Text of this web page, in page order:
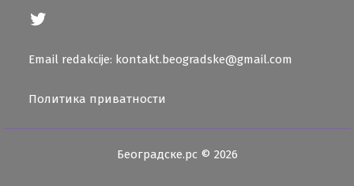
Twitter
Email redakcije: kontakt.beogradske@gmail.com
Политика приватности
Београдске.рс © 2026